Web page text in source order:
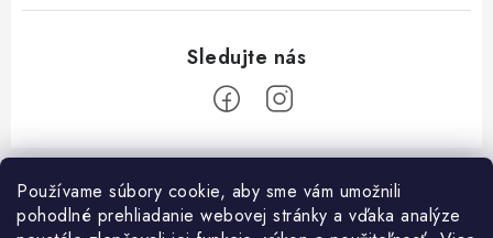
Používame súbory cookie, aby sme vám umožnili
pohodlné prehliadanie webovej stránky a vďaka analýze
Z
ZÁKAZNICKÝ SERVIS